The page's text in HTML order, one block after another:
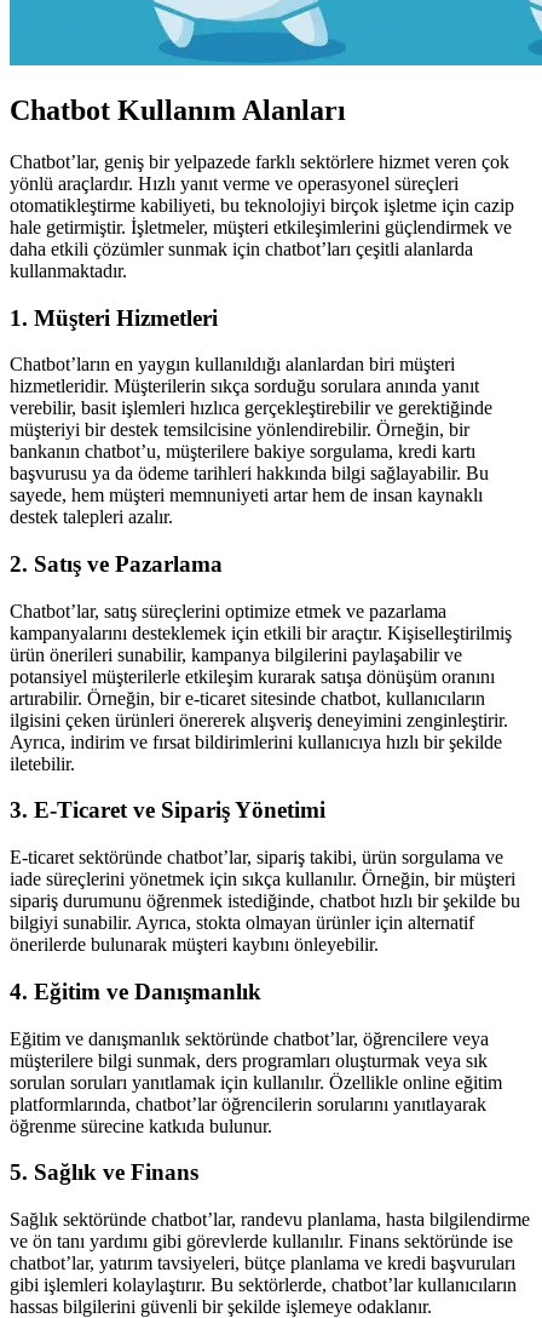
Chatbot Kullanım Alanları
Chatbot’lar, geniş bir yelpazede farklı sektörlere hizmet veren çok
yönlü araçlardır. Hızlı yanıt verme ve operasyonel süreçleri
otomatikleştirme kabiliyeti, bu teknolojiyi birçok işletme için cazip
hale getirmiştir. İşletmeler, müşteri etkileşimlerini güçlendirmek ve
daha etkili çözümler sunmak için chatbot’ları çeşitli alanlarda
kullanmaktadır.
1. Müşteri Hizmetleri
Chatbot’ların en yaygın kullanıldığı alanlardan biri müşteri
hizmetleridir. Müşterilerin sıkça sorduğu sorulara anında yanıt
verebilir, basit işlemleri hızlıca gerçekleştirebilir ve gerektiğinde
müşteriyi bir destek temsilcisine yönlendirebilir. Örneğin, bir
bankanın chatbot’u, müşterilere bakiye sorgulama, kredi kartı
başvurusu ya da ödeme tarihleri hakkında bilgi sağlayabilir. Bu
sayede, hem müşteri memnuniyeti artar hem de insan kaynaklı
destek talepleri azalır.
2. Satış ve Pazarlama
Chatbot’lar, satış süreçlerini optimize etmek ve pazarlama
kampanyalarını desteklemek için etkili bir araçtır. Kişiselleştirilmiş
ürün önerileri sunabilir, kampanya bilgilerini paylaşabilir ve
potansiyel müşterilerle etkileşim kurarak satışa dönüşüm oranını
artırabilir. Örneğin, bir e-ticaret sitesinde chatbot, kullanıcıların
ilgisini çeken ürünleri önererek alışveriş deneyimini zenginleştirir.
Ayrıca, indirim ve fırsat bildirimlerini kullanıcıya hızlı bir şekilde
iletebilir.
3. E-Ticaret ve Sipariş Yönetimi
E-ticaret sektöründe chatbot’lar, sipariş takibi, ürün sorgulama ve
iade süreçlerini yönetmek için sıkça kullanılır. Örneğin, bir müşteri
sipariş durumunu öğrenmek istediğinde, chatbot hızlı bir şekilde bu
bilgiyi sunabilir. Ayrıca, stokta olmayan ürünler için alternatif
önerilerde bulunarak müşteri kaybını önleyebilir.
4. Eğitim ve Danışmanlık
Eğitim ve danışmanlık sektöründe chatbot’lar, öğrencilere veya
müşterilere bilgi sunmak, ders programları oluşturmak veya sık
sorulan soruları yanıtlamak için kullanılır. Özellikle online eğitim
platformlarında, chatbot’lar öğrencilerin sorularını yanıtlayarak
öğrenme sürecine katkıda bulunur.
5. Sağlık ve Finans
Sağlık sektöründe chatbot’lar, randevu planlama, hasta bilgilendirme
ve ön tanı yardımı gibi görevlerde kullanılır. Finans sektöründe ise
chatbot’lar, yatırım tavsiyeleri, bütçe planlama ve kredi başvuruları
gibi işlemleri kolaylaştırır. Bu sektörlerde, chatbot’lar kullanıcıların
hassas bilgilerini güvenli bir şekilde işlemeye odaklanır.